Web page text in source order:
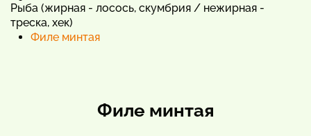
Рыба (жирная - лосось, скумбрия / нежирная -
треска, хек)
Филе минтая
Филе минтая